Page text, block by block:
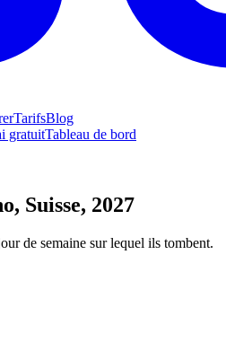
TarifsBlog
gratuitTableau de bord
Suisse, 2027
de semaine sur lequel ils tombent.